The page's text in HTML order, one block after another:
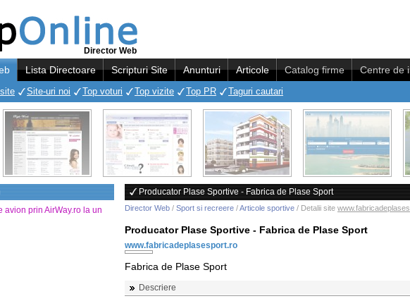
Director Web
Lista Directoare Scripturi Site Anunturi Articole Catalog firme Centre de
Site-uri noi Top voturi Top vizite Top PR Taguri cautari
avion prin AirWay.ro la un
Producator Plase Sportive - Fabrica de Plase Sport
Director Web / Sport si recreere /Articole sportive / Detalii site
Producator Plase Sportive - Fabrica de Plase Sport
www.fabricadeplasesport.ro
Fabrica de Plase Sport
Descriere